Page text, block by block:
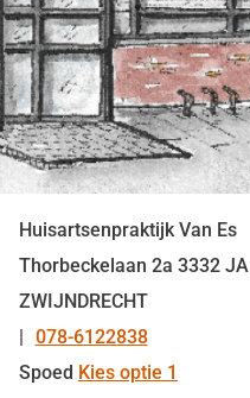
Huisartsenpraktijk Van Es
Thorbeckelaan 2a 3332 JA
ZWIJNDRECHT
Tel:
078-6122838
Spoed Kies optie 1